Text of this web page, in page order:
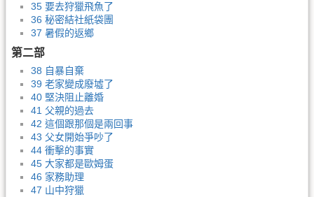
35 要去狩獵飛魚了
36 秘密結社紙袋團
37 暑假的返鄉
第二部
38 自暴自棄
39 老家變成廢墟了
40 堅決阻止離婚
41 父親的過去
42 這個跟那個是兩回事
43 父女開始爭吵了
44 衝擊的事實
45 大家都是歐姆蛋
46 家務助理
47 山中狩獵